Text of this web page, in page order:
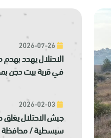
الاحتلال يهدد
في قرية بيت دجن
جيش الاحتلال
سبسطية / محافظة